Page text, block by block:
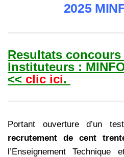
2025
Resultats concours
Instituteurs :
<< clic ici.
Portant ouverture d’un
recrutement de cent
l’Enseignement Technique